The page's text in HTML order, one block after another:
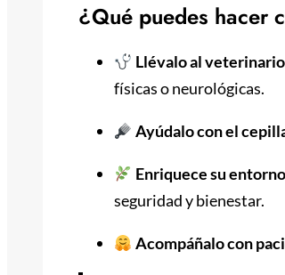
¿Qué puedes hacer
Llévalo al
físicas o neurológicas.
Ayúdalo con el
Enriquece su
seguridad y bienestar.
Acompáñalo con